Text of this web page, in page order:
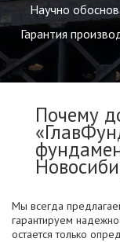
Научно
Гарантия
Почему
Мы всегда
гарантируем
остается только